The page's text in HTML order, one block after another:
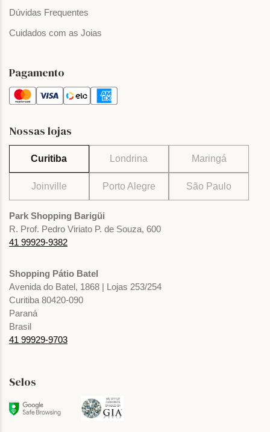
Dúvidas Frequentes
Cuidados com as Joias
Pagamento
Nossas lojas
Curitiba Londrina Maringá
Joinville Porto Alegre São Paulo
Park Shopping Barigüi
R. Prof. Pedro Viriato P. de Souza, 600
41 99929-9382
Shopping Pátio Batel
Avenida do Batel, 1868 | Lojas 253/254
Curitiba 80420-090
Paraná
Brasil
41 99929-9703
Selos